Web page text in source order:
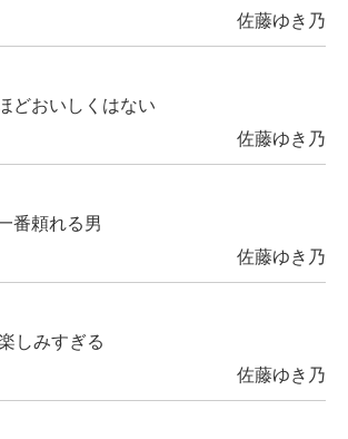
佐藤ゆき乃
どおいしくはない
佐藤ゆき乃
番頼れる男
佐藤ゆき乃
しみすぎる
佐藤ゆき乃